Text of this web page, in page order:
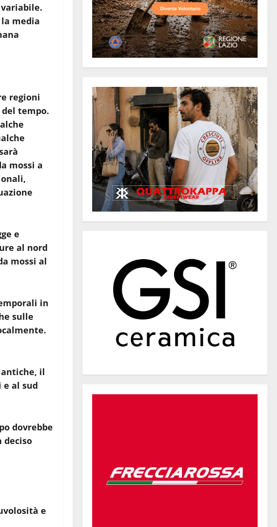
media
regioni
tempo.
mossi a
e
al nord
mossi al
in
sulle
il
al sud
dovrebbe
deciso
e